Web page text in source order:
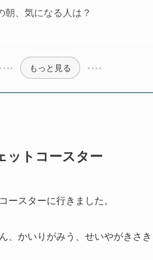
朝、気になる人は？
もっと見る
ットコースター
スターに行きました。
かいりがみう、せいやがきさき